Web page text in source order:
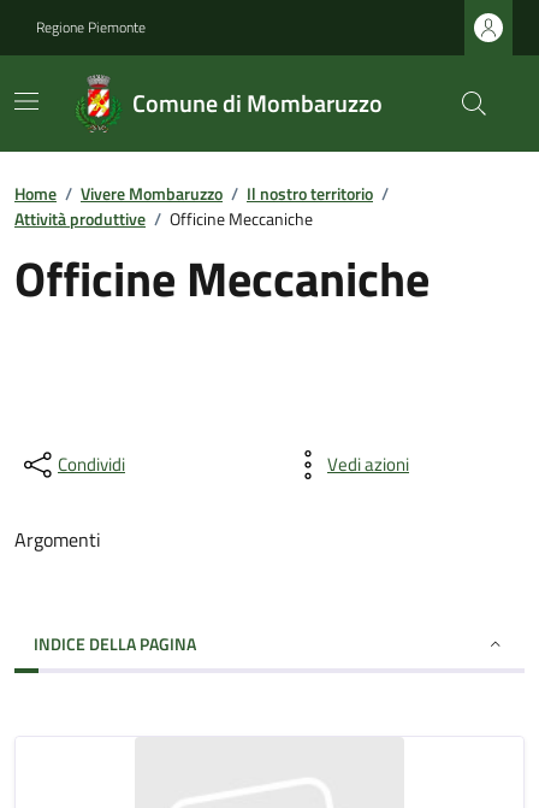
Regione Piemonte
Comune di Mombaruzzo
Home / Vivere Mombaruzzo / Il nostro territorio /
Attività produttive / Officine Meccaniche
Officine Meccaniche
Condividi Vedi azioni
Argomenti
INDICE DELLA PAGINA